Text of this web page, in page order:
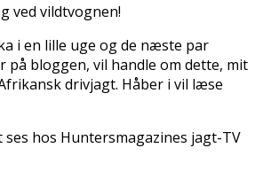
ved vildtvognen!
i en lille uge og de næste par
bloggen, vil handle om dette, mit
drivjagt. Håber i vil læse
ses hos Huntersmagazines jagt-TV